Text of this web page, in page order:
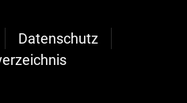
Datenschutz